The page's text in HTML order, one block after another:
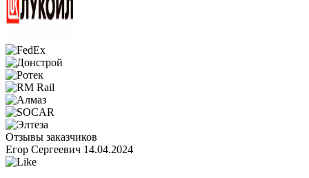
Отзывы заказчиков
Егор Сергеевич 14.04.2024